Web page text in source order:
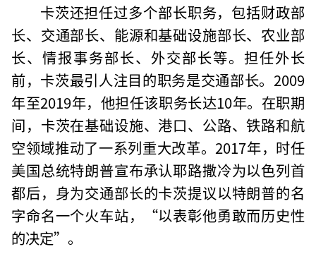
卡茨还担任过多个部长职务，包括财政部
长、交通部长、能源和基础设施部长、农业部
长、情报事务部长、外交部长等。担任外长
前，卡茨最引人注目的职务是交通部长。2009
年至2019年，他担任该职务长达10年。在职期
间，卡茨在基础设施、港口、公路、铁路和航
空领域推动了一系列重大改革。2017年，时任
美国总统特朗普宣布承认耶路撒冷为以色列首
都后，身为交通部长的卡茨提议以特朗普的名
字命名一个火车站，“以表彰他勇敢而历史性
的决定”。